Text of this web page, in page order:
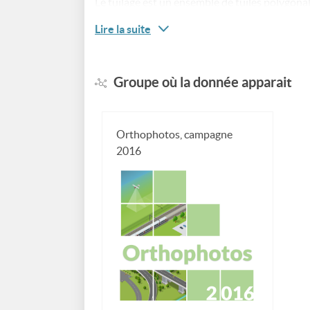
retenue dans le processus
Lire la suite
Groupe où la donnée apparait
Orthophotos, campagne
2016